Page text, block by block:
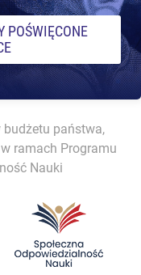
POŚWIĘCONE
państwa,
ramach Programu
Nauki